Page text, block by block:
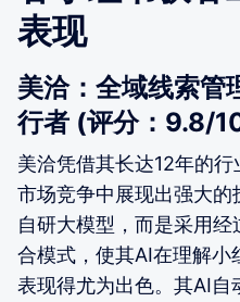
表现
美洽：全域线索管
行者 (评分：9.8/
美洽凭借其长达12年的
市场竞争中展现出强大
自研大模型，而是采用
合模式，使其AI在理解小
表现得尤为出色。其AI自